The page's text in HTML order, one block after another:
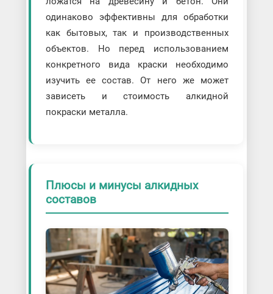
одинаково эффективны для обработки
как бытовых, так и производственных
объектов. Но перед использованием
конкретного вида краски необходимо
изучить ее состав. От него же может
зависеть и стоимость алкидной
покраски металла.
Плюсы и минусы алкидных
составов